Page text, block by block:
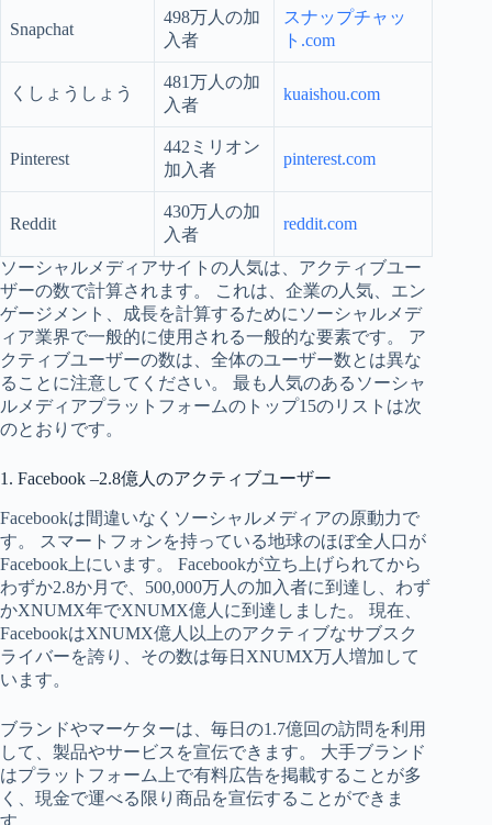
Snapchat
498万人の加
入者
スナップチャッ
ト.com
くしょうしょう
481万人の加
入者
kuaishou.com
Pinterest
442ミリオン
加入者
pinterest.com
Reddit
430万人の加
入者
reddit.com
ソーシャルメディアサイトの人気は、アクティブユー
ザーの数で計算されます。 これは、企業の人気、エン
ゲージメント、成長を計算するためにソーシャルメデ
ィア業界で一般的に使用される一般的な要素です。 ア
クティブユーザーの数は、全体のユーザー数とは異な
ることに注意してください。 最も人気のあるソーシャ
ルメディアプラットフォームのトップ15のリストは次
のとおりです。
1. Facebook –2.8億人のアクティブユーザー
Facebookは間違いなくソーシャルメディアの原動力で
す。 スマートフォンを持っている地球のほぼ全人口が
Facebook上にいます。 Facebookが立ち上げられてから
わずか2.8か月で、500,000万人の加入者に到達し、わず
かXNUMX年でXNUMX億人に到達しました。 現在、
FacebookはXNUMX億人以上のアクティブなサブスク
ライバーを誇り、その数は毎日XNUMX万人増加して
います。
ブランドやマーケターは、毎日の1.7億回の訪問を利用
して、製品やサービスを宣伝できます。 大手ブランド
はプラットフォーム上で有料広告を掲載することが多
く、現金で運べる限り商品を宣伝することができま
す。